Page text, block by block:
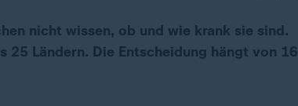
nicht wissen, ob und wie krank sie sind.
25 Ländern. Die Entscheidung hängt von 16